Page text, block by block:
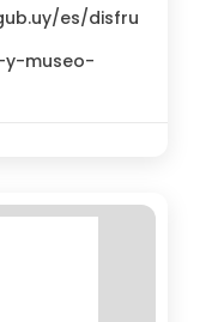
es/disfru
museo-